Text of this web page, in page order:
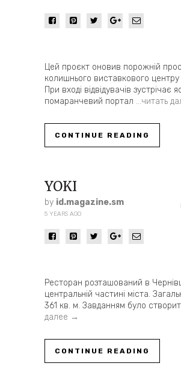
Цей проєкт оновив порожній
колишнього виставкового центру
При вході відвідувачів зустрічає
помаранчевий портал …читать
CONTINUE READING
YOKI
by id.magazine.sm
5 YEARS AGO
Ресторан розташований в
центральній частині міста.
361 кв. м. Завданням було
далее →
CONTINUE READING